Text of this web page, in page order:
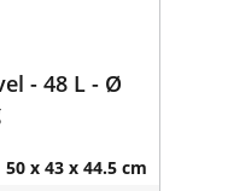
- 48 L - Ø
50 x 43 x 44.5 cm